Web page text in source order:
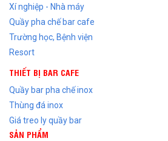
Xí nghiệp - Nhà máy
Quầy pha chế bar cafe
Trường học, Bệnh viện
Resort
THIẾT BỊ BAR CAFE
Quầy bar pha chế inox
Thùng đá inox
Giá treo ly quầy bar
SẢN PHẨM